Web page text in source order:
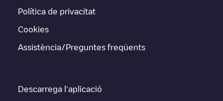
Política de privacitat
Cookies
Assistència/Preguntes freqüents
Descarrega l'aplicació